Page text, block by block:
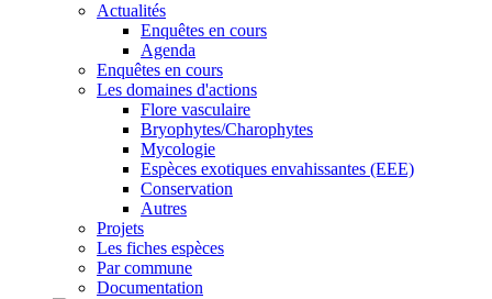
Actualités
Enquêtes en cours
Agenda
Enquêtes en cours
Les domaines d'actions
Flore vasculaire
Bryophytes/Charophytes
Mycologie
Espèces exotiques envahissantes (EEE)
Conservation
Autres
Projets
Les fiches espèces
Par commune
Documentation